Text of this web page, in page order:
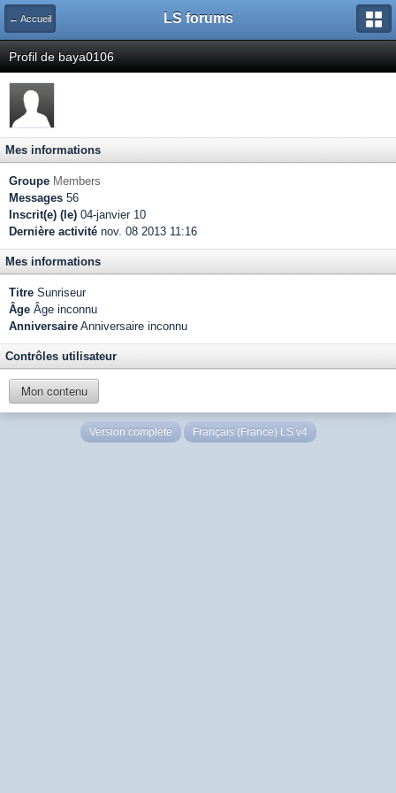
← Accueil LS forums
Profil de baya0106
Mes informations
Groupe Members
Messages 56
Inscrit(e) (le) 04-janvier 10
Dernière activité nov. 08 2013 11:16
Mes informations
Titre Sunriseur
Âge Âge inconnu
Anniversaire Anniversaire inconnu
Contrôles utilisateur
Mon contenu
Version complète Français (France) LS v4